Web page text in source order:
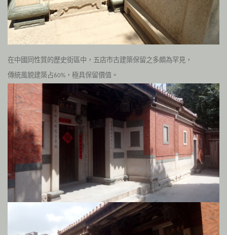
在中國同性質的歷史街區中，五店市古建築保留之多頗為罕見，
傳統風貌建築占60% ，極具保留價值。